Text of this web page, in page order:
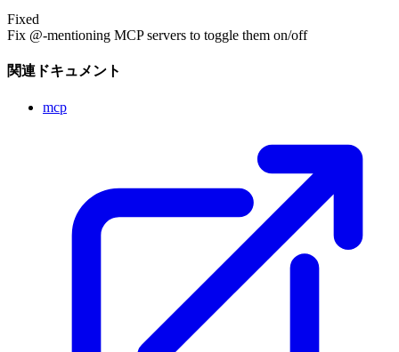
Fixed
Fix @-mentioning MCP servers to toggle them on/off
関連ドキュメント
mcp